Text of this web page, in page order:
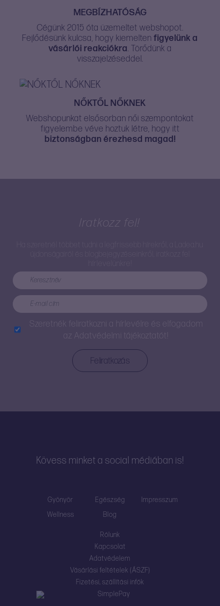
MEGBÍZHATÓSÁG
Cégünk 2015 óta üzemeltet webshopot.
Fejlődésünk kulcsa, hogy kiemelten figyelünk a
vásárlói reakciókra. Törődünk a
visszajelzéseddel.
NŐKTŐL NŐKNEK
Webshopunkat elsősorban női szempontokat
figyelembe véve hoztuk létre, hogy itt
biztonságban érezhesd magad!
Iratkozz fel!
hírlevelünkre!
Szeretnék feliratkozni a hírlevélre és elfogadom
az Adatvédelmi tájékoztatót!
Kövess minket a social médiában is!
Gyönyör
Wellness
Egészség
Blog
Impresszum
Rólunk
Kapcsolat
Adatvédelem
Vásárlási feltételek (ÁSZF)
Fizetési, szállítási infók